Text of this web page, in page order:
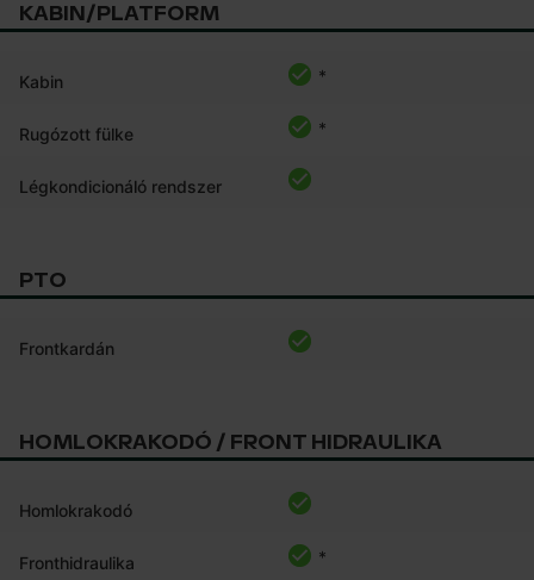
KABIN/PLATFORM
Kabin *
Rugózott fülke *
Légkondicionáló rendszer
PTO
Frontkardán
HOMLOKRAKODÓ / FRONT HIDRAULIKA
Homlokrakodó
Fronthidraulika *